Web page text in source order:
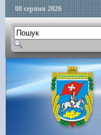
08 серпня 2026